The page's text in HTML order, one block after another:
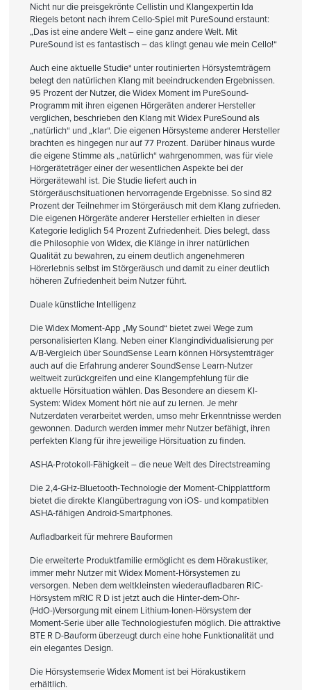
Nicht nur die preisgekrönte Cellistin und Klangexpertin Ida
Riegels betont nach ihrem Cello-Spiel mit PureSound erstaunt:
„Das ist eine andere Welt – eine ganz andere Welt. Mit
PureSound ist es fantastisch – das klingt genau wie mein Cello!“
Auch eine aktuelle Studie* unter routinierten Hörsystemträgern
belegt den natürlichen Klang mit beeindruckenden Ergebnissen.
95 Prozent der Nutzer, die Widex Moment im PureSound-
Programm mit ihren eigenen Hörgeräten anderer Hersteller
verglichen, beschrieben den Klang mit Widex PureSound als
„natürlich“ und „klar“. Die eigenen Hörsysteme anderer Hersteller
brachten es hingegen nur auf 77 Prozent. Darüber hinaus wurde
die eigene Stimme als „natürlich“ wahrgenommen, was für viele
Hörgeräteträger einer der wesentlichen Aspekte bei der
Hörgerätewahl ist. Die Studie liefert auch in
Störgeräuschsituationen hervorragende Ergebnisse. So sind 82
Prozent der Teilnehmer im Störgeräusch mit dem Klang zufrieden.
Die eigenen Hörgeräte anderer Hersteller erhielten in dieser
Kategorie lediglich 54 Prozent Zufriedenheit. Dies belegt, dass
die Philosophie von Widex, die Klänge in ihrer natürlichen
Qualität zu bewahren, zu einem deutlich angenehmeren
Hörerlebnis selbst im Störgeräusch und damit zu einer deutlich
höheren Zufriedenheit beim Nutzer führt.
Duale künstliche Intelligenz
Die Widex Moment-App „My Sound“ bietet zwei Wege zum
personalisierten Klang. Neben einer Klangindividualisierung per
A/B-Vergleich über SoundSense Learn können Hörsystemträger
auch auf die Erfahrung anderer SoundSense Learn-Nutzer
weltweit zurückgreifen und eine Klangempfehlung für die
aktuelle Hörsituation wählen. Das Besondere an diesem KI-
System: Widex Moment hört nie auf zu lernen. Je mehr
Nutzerdaten verarbeitet werden, umso mehr Erkenntnisse werden
gewonnen. Dadurch werden immer mehr Nutzer befähigt, ihren
perfekten Klang für ihre jeweilige Hörsituation zu finden.
ASHA-Protokoll-Fähigkeit – die neue Welt des Directstreaming
Die 2,4-GHz-Bluetooth-Technologie der Moment-Chipplattform
bietet die direkte Klangübertragung von iOS- und kompatiblen
ASHA-fähigen Android-Smartphones.
Aufladbarkeit für mehrere Bauformen
Die erweiterte Produktfamilie ermöglicht es dem Hörakustiker,
immer mehr Nutzer mit Widex Moment-Hörsystemen zu
versorgen. Neben dem weltkleinsten wiederaufladbaren RIC-
Hörsystem mRIC R D ist jetzt auch die Hinter-dem-Ohr-
(HdO-)Versorgung mit einem Lithium-Ionen-Hörsystem der
Moment-Serie über alle Technologiestufen möglich. Die attraktive
BTE R D-Bauform überzeugt durch eine hohe Funktionalität und
ein elegantes Design.
Die Hörsystemserie Widex Moment ist bei Hörakustikern
erhältlich.